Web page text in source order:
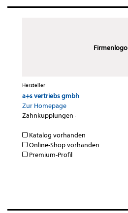
Firmenlogo
Hersteller
a+s vertriebs gmbh
Zur Homepage
Zahnkupplungen ·
Katalog vorhanden
Online-Shop vorhanden
Premium-Profil